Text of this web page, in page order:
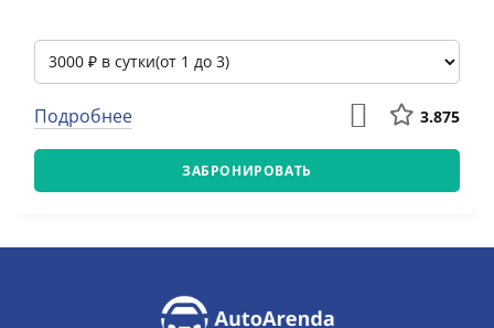
Подробнее 3.875
ЗАБРОНИРОВАТЬ